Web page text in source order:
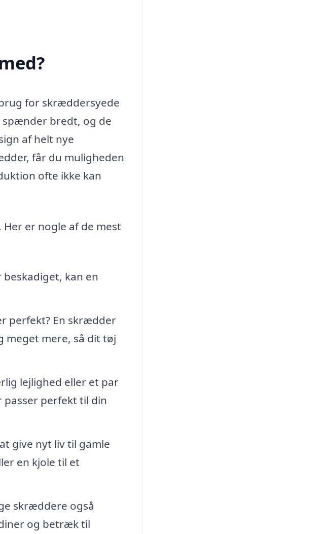
for skræddersyede
bredt, og de
af helt nye
får du muligheden
ofte ikke kan
er nogle af de mest
kan en
perfekt? En skrædder
meget mere, så dit tøj
lejlighed eller et par
perfekt til din
give nyt liv til gamle
en kjole til et
skræddere også
og betræk til